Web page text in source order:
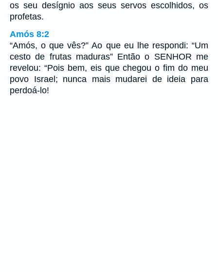
os seu desígnio aos seus servos escolhidos, os
profetas.
Amós 8:2
“Amós, o que vês?” Ao que eu lhe respondi: “Um
cesto de frutas maduras” Então o SENHOR me
revelou: “Pois bem, eis que chegou o fim do meu
povo Israel; nunca mais mudarei de ideia para
perdoá-lo!